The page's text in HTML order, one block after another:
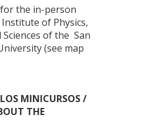
the in-person
of Physics,
Sciences of the San
(see map
LOS MINICURSOS /
THE